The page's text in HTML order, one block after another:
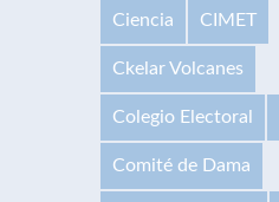
Ciencia CIMET
Ckelar Volcanes
Colegio Electoral
Comité de Dama